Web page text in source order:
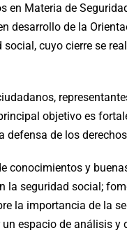
en Materia de
desarrollo de la
cuyo cierre se
objetivo es
de los
conocimientos y
la seguridad social;
la importancia de la
espacio de análisis y